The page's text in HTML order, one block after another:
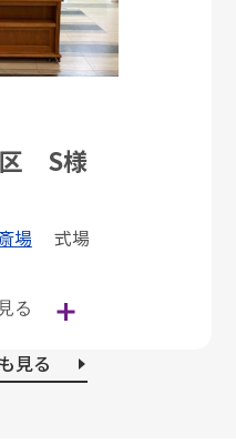
区 S様
場 式場
る
見る